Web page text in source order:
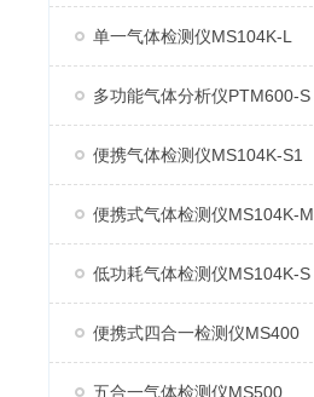
单一气体检测仪MS104K-L
多功能气体分析仪PTM600-S
便携气体检测仪MS104K-S1
便携式气体检测仪MS104K-M
低功耗气体检测仪MS104K-S
便携式四合一检测仪MS400
五合一气体检测仪MS500